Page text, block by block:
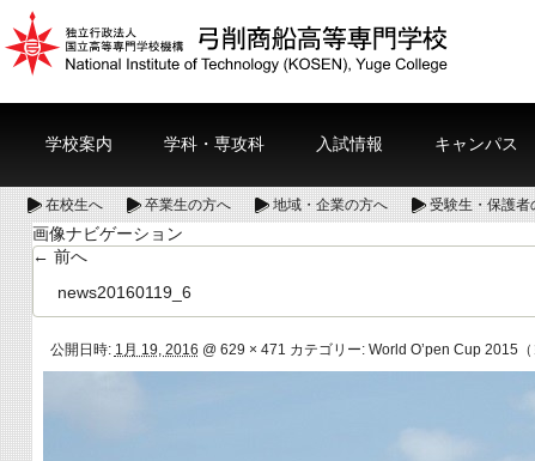
学校案内 学科・専攻科 入試情報 キャンパス
在校生へ 卒業生の方へ 地域・企業の方へ 受験生・保護者
画像ナビゲーション
← 前へ
news20160119_6
公開日時: 1月 19, 2016 @ 629 × 471 カテゴリー: World O’pen Cup 2015